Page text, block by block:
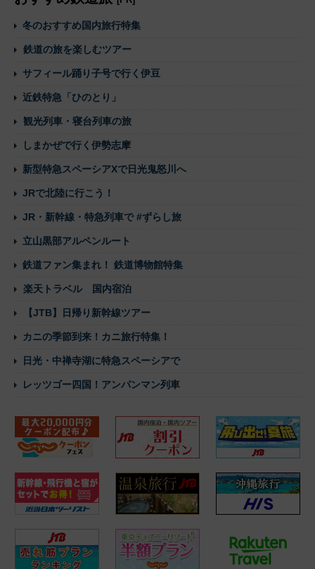
冬のおすすめ国内旅行特集
鉄道の旅を楽しむツアー
サフィール踊り子号で行く伊豆
近鉄特急「ひのとり」
観光列車・寝台列車の旅
しまかぜで行く伊勢志摩
新型特急スペーシアXで日光鬼怒川へ
JRで北陸に行こう！
JR・新幹線・特急列車で #ずらし旅
立山黒部アルペンルート
鉄道ファン集まれ！ 鉄道博物館特集
楽天トラベル 国内宿泊
【JTB】日帰り新幹線ツアー
カニの季節到来！カニ旅行特集！
日光・中禅寺湖に特急スペーシアで
レッツゴー四国！アンパンマン列車